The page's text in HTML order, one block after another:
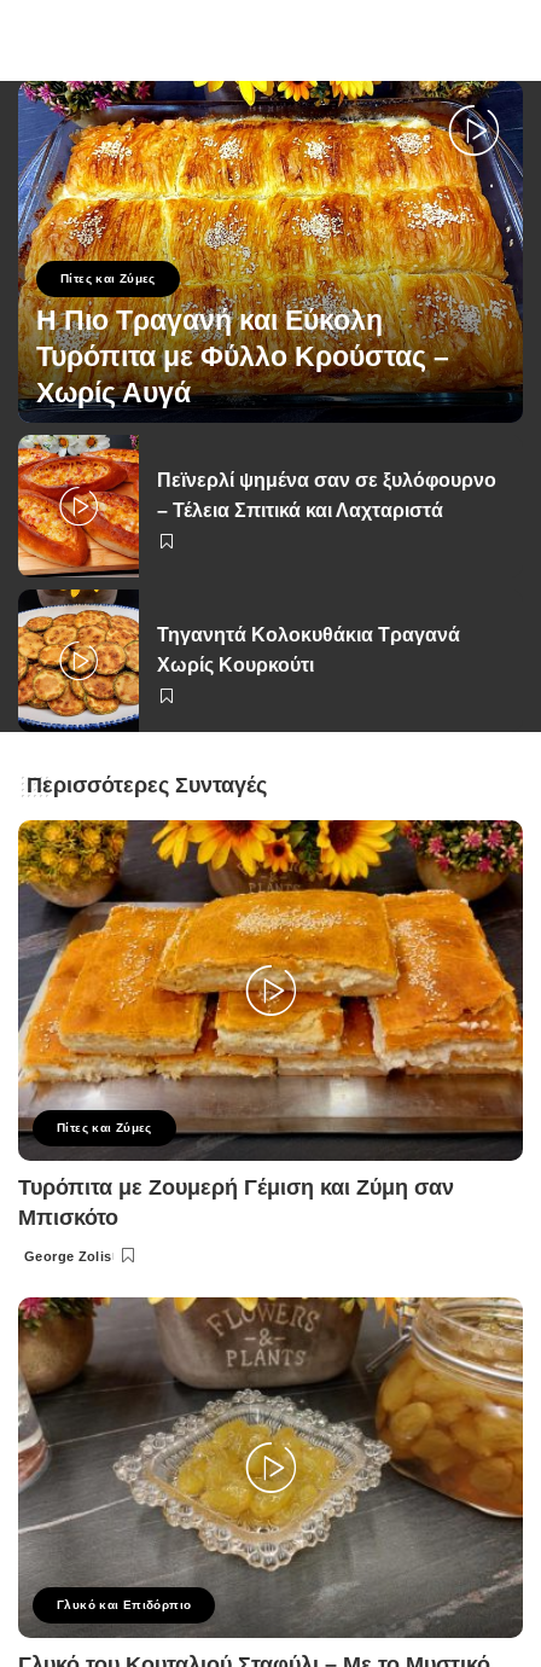
Πίτες και Ζύμες
Η Πιο Τραγανή και Εύκολη
Τυρόπιτα με Φύλλο Κρούστας –
Χωρίς Αυγά
Posted
by
George Zolis 20 Σεπτεμβρίου 2025
Πεϊνερλί ψημένα σαν σε ξυλόφουρνο
– Τέλεια Σπιτικά και Λαχταριστά
Τηγανητά Κολοκυθάκια Τραγανά
Χωρίς Κουρκούτι
Περισσότερες Συνταγές
Πίτες και Ζύμες
Τυρόπιτα με Ζουμερή Γέμιση και Ζύμη σαν
Μπισκότο
Posted
George Zolis
Γλυκό και Επιδόρπιο